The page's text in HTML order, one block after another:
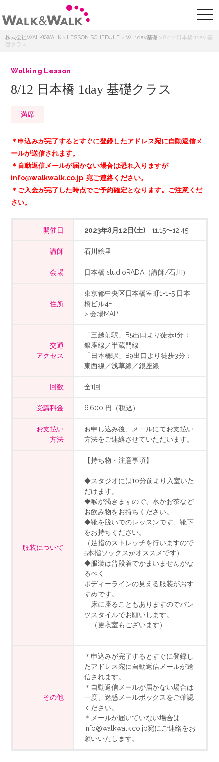
株式会社WALK&WALK > LESSON SCHEDULE >WL1day基礎 >8/12 日本橋 1day 基
礎クラス
Walking Lesson
8/12 日本橋 1day 基礎クラス
満席
＊申込みが完了するとすぐに登録したアドレス宛に自動返信メ
ールが送信されます。
＊自動返信メールが届かない場合は恐れ入りますが
info@walkwalk.co.jp 宛ご連絡ください。
＊ご入金が完了した時点でご予約確定となります。ご注意くだ
さい。
開催日 2023年8月12日(土) 11:15〜12:45
講師 石川絵里
会場 日本橋 studioRADA（講師/石川）
住所
東京都中央区日本橋室町1-1-5 日本
橋ビル4F
> 会場MAP
交通
アクセス
「三越前駅」B5出口より徒歩1分：
銀座線／半蔵門線
「日本橋駅」B9出口より徒歩3分：
東西線／浅草線／銀座線
回数 全1回
受講料金 6,600 円（税込）
お支払い
方法
お申し込み後、メールにてお支払い
方法をご連絡させていただいます。
服装について
【持ち物・注意事項】
◆スタジオには10分前より入室いた
だけます。
◆喉が渇きますので、水かお茶など
お飲み物をお持ちください。
◆靴を脱いでのレッスンです。靴下
をお持ちください。
（足指のストレッチを行いますので
5本指ソックスがオススメです）
◆服装は普段着でかまいませんがな
るべく
ボディーラインの見える服装がおす
すめです。
床に座ることもありますのでパン
ツスタイルでお願いします。
（更衣室もございます）
その他
＊申込みが完了するとすぐに登録し
たアドレス宛に自動返信メールが送
信されます。
＊自動返信メールが届かない場合は
一度、迷惑メールボックスをご確認
ください。
＊メールが届いていない場合は
info@walkwalk.co.jp宛にご連絡をお
願いいたします。